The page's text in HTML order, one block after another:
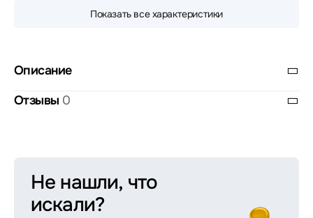
Показать все характеристики
Описание
Отзывы 0
Не нашли, что
искали?